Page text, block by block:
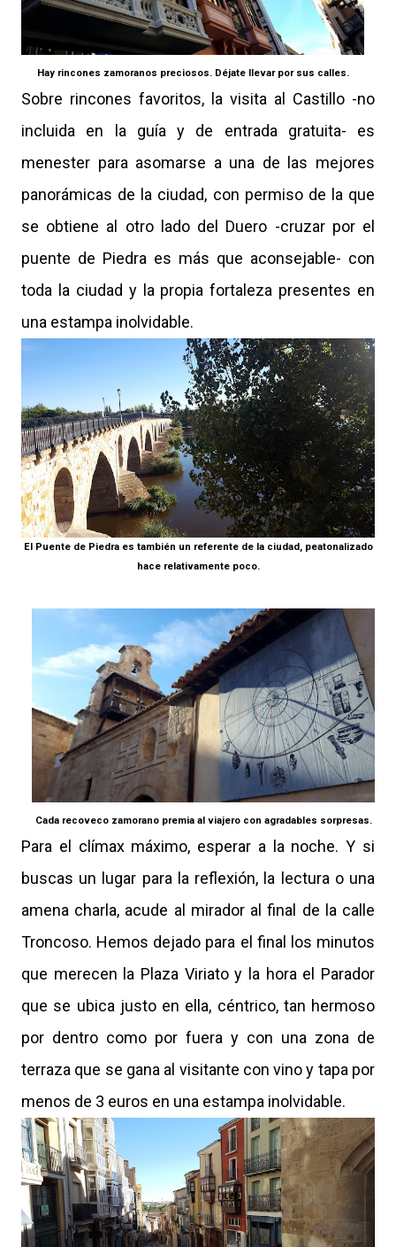
Hay rincones zamoranos preciosos. Déjate llevar por sus calles.
Sobre rincones favoritos, la visita al Castillo -no
incluida en la guía y de entrada gratuita- es
menester para asomarse a una de las mejores
panorámicas de la ciudad, con permiso de la que
se obtiene al otro lado del Duero -cruzar por el
puente de Piedra es más que aconsejable- con
toda la ciudad y la propia fortaleza presentes en
una estampa inolvidable.
El Puente de Piedra es también un referente de la ciudad, peatonalizado
hace relativamente poco.
Cada recoveco zamorano premia al viajero con agradables sorpresas.
Para el clímax máximo, esperar a la noche. Y si
buscas un lugar para la reflexión, la lectura o una
amena charla, acude al mirador al final de la calle
Troncoso. Hemos dejado para el final los minutos
que merecen la Plaza Viriato y la hora el Parador
que se ubica justo en ella, céntrico, tan hermoso
por dentro como por fuera y con una zona de
terraza que se gana al visitante con vino y tapa por
menos de 3 euros en una estampa inolvidable.